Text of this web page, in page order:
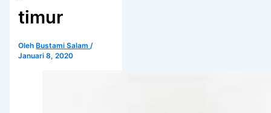
timur
Oleh Bustami Salam/
Januari 8, 2020